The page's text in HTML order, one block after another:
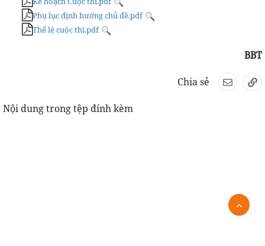
Phụ lục định hướng chủ đề.pdf
Thể lệ cuộc thi.pdf
BBT
Chia sẻ
Nội dung trong tệp đính kèm